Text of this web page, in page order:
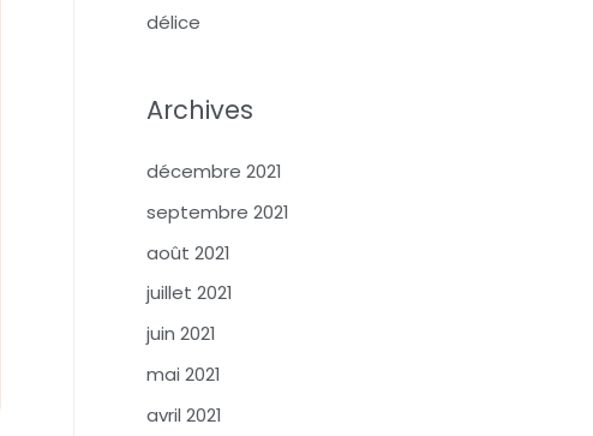
délice
Archives
décembre 2021
septembre 2021
août 2021
juillet 2021
juin 2021
mai 2021
avril 2021